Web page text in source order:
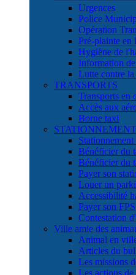
Urgences
Police
Opération
Pré-plainte en
Hygiène de
Information
Lutte contre
TRANSPORTS
Transports en
Accès aux
Borne taxi
STATIONNEMENT
Bénéficier du
Bénéficier du
Payer son
Louer un
Accessibilité
Payer son FPS
Contestation
Ville amie des
Animal en
Articles du
Les missions
Les actions